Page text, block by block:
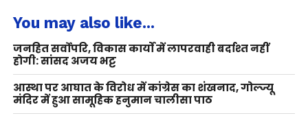
You may also like...
जनहित सर्वोपरि, विकास कार्यों में लापरवाही बर्दाश्त नहीं
होगी: सांसद अजय भट्ट
आस्था पर आघात के विरोध में कांग्रेस का शंखनाद, गोल्ज्यू
मंदिर में हुआ सामूहिक हनुमान चालीसा पाठ